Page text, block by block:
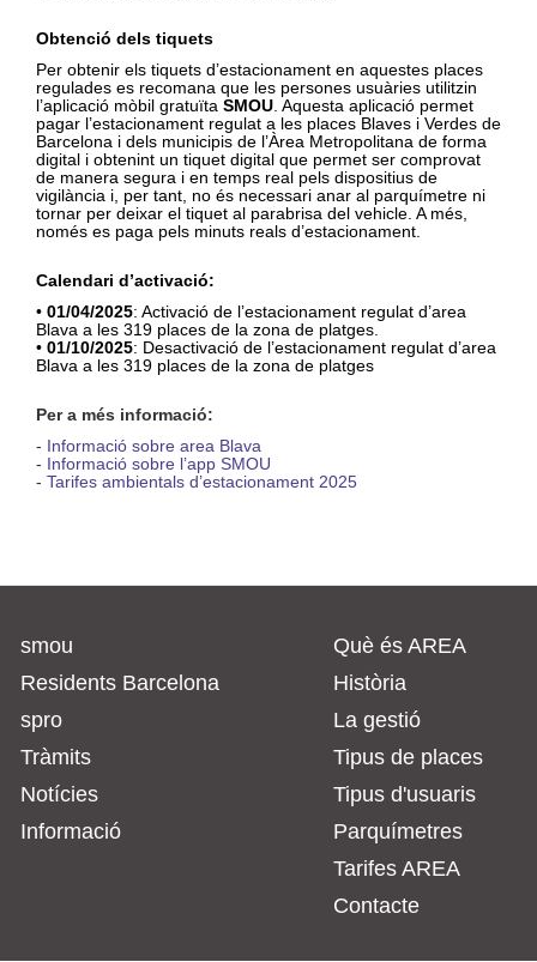
Obtenció dels tiquets
Per obtenir els tiquets d’estacionament en aquestes places
regulades es recomana que les persones usuàries utilitzin
l’aplicació mòbil gratuïta SMOU . Aquesta aplicació permet
pagar l’estacionament regulat a les places Blaves i Verdes de
Barcelona i dels municipis de l’Àrea Metropolitana de forma
digital i obtenint un tiquet digital que permet ser comprovat
de manera segura i en temps real pels dispositius de
vigilància i, per tant, no és necessari anar al parquímetre ni
tornar per deixar el tiquet al parabrisa del vehicle. A més,
només es paga pels minuts reals d’estacionament.
Calendari d’activació:
• 01/04/2025: Activació de l’estacionament regulat d’area
Blava a les 319 places de la zona de platges.
• 01/10/2025: Desactivació de l’estacionament regulat d’area
Blava a les 319 places de la zona de platges
Per a més informació:
- Informació sobre area Blava
- Informació sobre l’app SMOU
- Tarifes ambientals d’estacionament 2025
smou
Residents Barcelona
spro
Tràmits
Notícies
Informació
Què és AREA
Història
La gestió
Tipus de places
Tipus d'usuaris
Parquímetres
Tarifes AREA
Contacte